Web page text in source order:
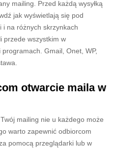
mailing. Przed każdą wysyłką
jak wyświetlają się pod
i na różnych skrzynkach
przede wszystkim w
Gmail, Onet, WP,
otwarcie maila w
mailing nie u każdego może
warto zapewnić odbiorcom
pomocą przeglądarki lub w